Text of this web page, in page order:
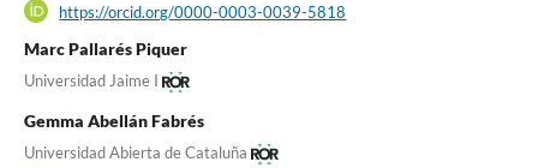
https://orcid.org/0000-0003-0039-5818
Marc Pallarés Piquer
Universidad Jaime I
Gemma Abellán Fabrés
Universidad Abierta de Cataluña